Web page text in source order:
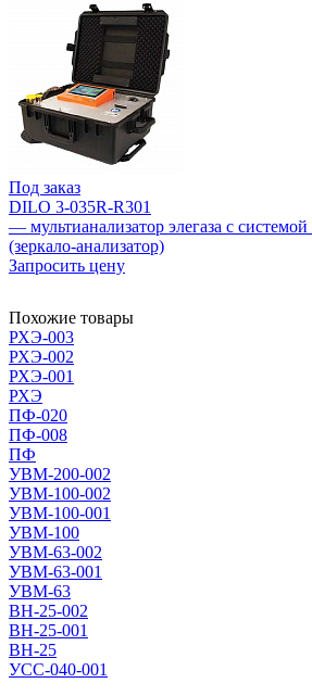
Под заказ
DILO 3-035R-R301
— мультианализатор элегаза с
(зеркало-анализатор)
Запросить цену
Похожие товары
РХЭ-003
РХЭ-002
РХЭ-001
РХЭ
ПФ-020
ПФ-008
ПФ
УВМ-200-002
УВМ-100-002
УВМ-100-001
УВМ-100
УВМ-63-002
УВМ-63-001
УВМ-63
ВН-25-002
ВН-25-001
ВН-25
УСС-040-001